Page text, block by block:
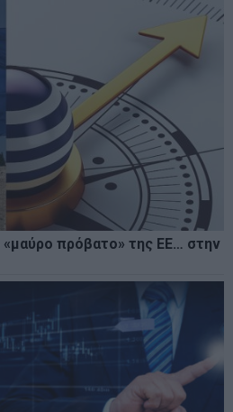
«μαύρο πρόβατο» της ΕΕ… στην